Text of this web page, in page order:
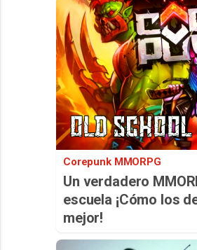
Corepunk MMORPG
Un verdadero
escuela ¡Cómo los
mejor!